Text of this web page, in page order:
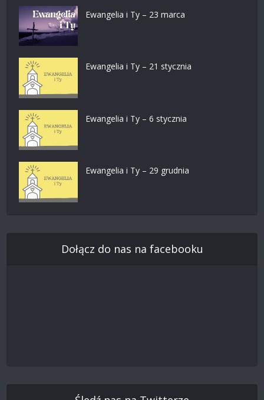
Ewangelia i Ty – 23 marca
Ewangelia i Ty – 21 stycznia
Ewangelia i Ty – 6 stycznia
Ewangelia i Ty – 29 grudnia
Dołącz do nas na facebooku